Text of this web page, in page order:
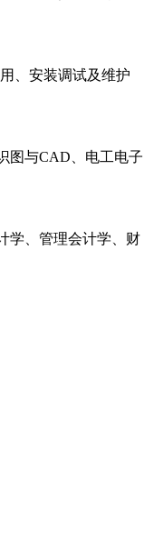
、安装调试及维护
图与CAD、电工电子
学、管理会计学、财